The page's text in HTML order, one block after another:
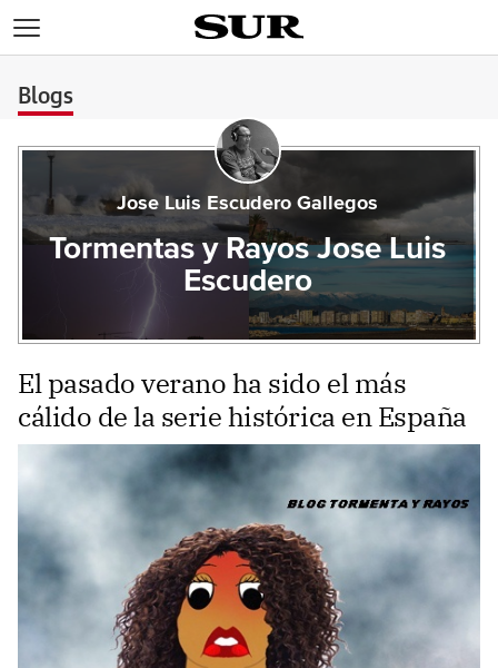
Blogs
Jose Luis Escudero Gallegos
Tormentas y Rayos Jose Luis
Escudero
El pasado verano ha sido el más
cálido de la serie histórica en España